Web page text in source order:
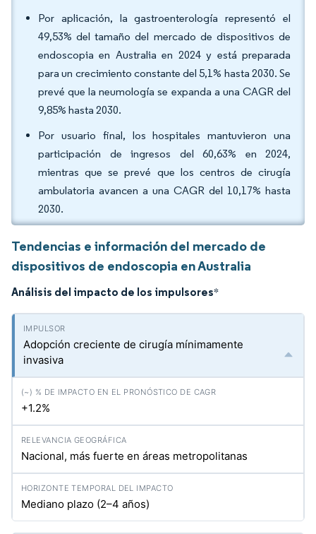
Por aplicación, la gastroenterología representó el
49,53% del tamaño del mercado de dispositivos de
endoscopia en Australia en 2024 y está preparada
para un crecimiento constante del 5,1% hasta 2030. Se
prevé que la neumología se expanda a una CAGR del
9,85% hasta 2030.
Por usuario final, los hospitales mantuvieron una
participación de ingresos del 60,63% en 2024,
mientras que se prevé que los centros de cirugía
ambulatoria avancen a una CAGR del 10,17% hasta
2030.
Tendencias e información del mercado de
dispositivos de endoscopia en Australia
Análisis del impacto de los impulsores*
Adopción creciente de cirugía mínimamente
invasiva
+1.2%
Nacional, más fuerte en áreas metropolitanas
Mediano plazo (2–4 años)